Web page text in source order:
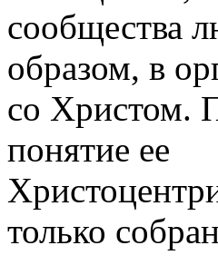
сообщества
образом, в
со Христом.
понятие ее
только